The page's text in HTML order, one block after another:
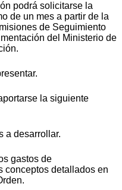
podrá solicitarse la
de un mes a partir de la
de Seguimiento
del Ministerio de
la siguiente
a desarrollar.
gastos de
conceptos detallados en